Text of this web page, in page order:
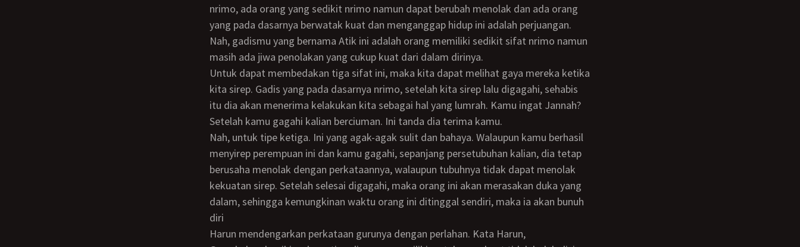
nrimo, ada orang yang sedikit nrimo namun dapat berubah menolak dan ada orang
yang pada dasarnya berwatak kuat dan menganggap hidup ini adalah perjuangan.
Nah, gadismu yang bernama Atik ini adalah orang memiliki sedikit sifat nrimo namun
masih ada jiwa penolakan yang cukup kuat dari dalam dirinya.
Untuk dapat membedakan tiga sifat ini, maka kita dapat melihat gaya mereka ketika
kita sirep. Gadis yang pada dasarnya nrimo, setelah kita sirep lalu digagahi, sehabis
itu dia akan menerima kelakukan kita sebagai hal yang lumrah. Kamu ingat Jannah?
Setelah kamu gagahi kalian berciuman. Ini tanda dia terima kamu.
Nah, untuk tipe ketiga. Ini yang agak-agak sulit dan bahaya. Walaupun kamu berhasil
menyirep perempuan ini dan kamu gagahi, sepanjang persetubuhan kalian, dia tetap
berusaha menolak dengan perkataannya, walaupun tubuhnya tidak dapat menolak
kekuatan sirep. Setelah selesai digagahi, maka orang ini akan merasakan duka yang
dalam, sehingga kemungkinan waktu orang ini ditinggal sendiri, maka ia akan bunuh
diri
Harun mendengarkan perkataan gurunya dengan perlahan. Kata Harun,